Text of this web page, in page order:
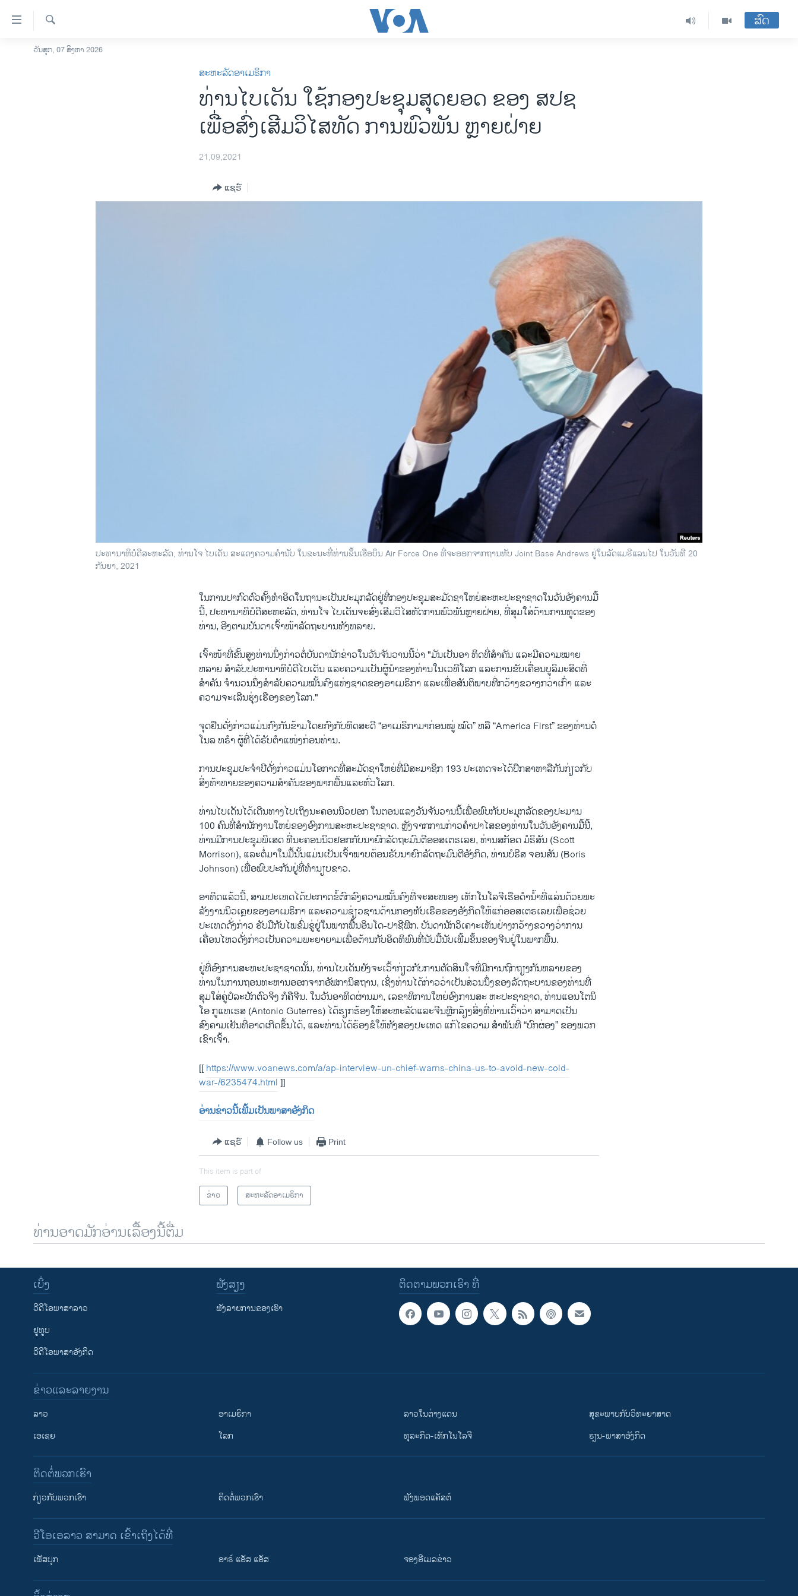
ລິ້ງ
ສຳຫລັບ
ໂຮມເພຈ
ຕິດຕາມພວກເຮົາ ທີ່
ຄົ້ນຫາ
ສົດ
ວັນສຸກ, 07 ສິງຫາ 2026
ສະຫະລັດອາເມຣິກາ
ທ່ານໄບເດັນ ໃຊ້ກອງປະຊຸມສຸດຍອດ ຂອງ ສປຊ
ເພື່ອສົ່ງເສີມວິໄສທັດ ການພົວພັນ ຫຼາຍຝ່າຍ
21,09,2021
ແຊຣ໌
ປະທານາທິບໍດີສະຫະລັດ, ທ່ານໂຈ ໄບເດັນ ສະແດງຄວາມຄໍານັບ ໃນຂະນະທີ່ທ່ານຂຶ້ນເຮືອບິນ Air Force One ທີ່ຈະອອກຈາກຖານທັບ Joint Base Andrews ຢູ່ໃນລັດແມຣີແລນໄປ ໃນວັນທີ 20
ກັນຍາ, 2021
ໃນການປາກົດຕົວຄັ້ງທຳອິດໃນຖານະເປັນປະມຸກລັດຢູ່ທີ່ກອງປະຊຸມສະມັດຊາໃຫຍ່ສະຫະປະຊາຊາດໃນວັນອັງຄານມື້
ນີ້, ປະທານາທິບໍດີສະຫະລັດ, ທ່ານໂຈ ໄບເດັນຈະສົ່ງເສີມວິໄສທັດການພົວພັນຫຼາຍຝ່າຍ, ທີ່ສຸມໃສ່ດ້ານການທູດຂອງ
ທ່ານ, ອີງຕາມບັນດາເຈົ້າໜ້າລັດຖະບານທັງຫລາຍ.
ເຈົ້າໜ້າທີ່ຂັ້ນສູງທ່ານນຶ່ງກ່າວຕໍ່ບັນດານັກຂ່າວໃນວັນຈັນວານນີ້ວ່າ "ມັນເປັນອາ ທິດທີ່ສຳຄັນ ແລະມີຄວາມໝາຍ
ຫລາຍ ສຳລັບປະທານາທິບໍດີໄບເດັນ ແລະຄວາມເປັນຜູ້ນໍາຂອງທ່ານໃນເວທີໂລກ ແລະການຂັບເຄື່ອນບູລິມະສິດທີ່
ສຳຄັນ ຈໍານວນນຶ່ງສໍາລັບຄວາມໝັ້ນຄົງແຫ່ງຊາດຂອງອາເມຣິກາ ແລະເພື່ອສັນຕິພາບທີ່ກວ້າງຂວາງກວ່າເກົ່າ ແລະ
ຄວາມຈະເລີນຮຸ່ງເຮືອງຂອງໂລກ."
ຈຸດຢືນດັ່ງກ່າວແມ່ນກົງກັນຂ້າມໂດຍກົງກັບທິດສະດີ “ອາເມຣິກາມາກ່ອນໝູ່ ໝົດ” ຫລື “America First” ຂອງທ່ານດໍ
ໂນລ ທຣໍາ ຜູ້ທີ່ໄດ້ຮັບຕຳແໜ່ງກ່ອນທ່ານ.
ການປະຊຸມປະຈໍາປີດັ່ງກ່າວແມ່ນໂອກາດທີ່ສະມັດຊາໃຫຍ່ທີ່ມີສະມາຊິກ 193 ປະເທດຈະໄດ້ປຶກສາຫາລືກັນກ່ຽວກັບ
ສິ່ງທ້າທາຍຂອງຄວາມສໍາຄັນຂອງພາກພື້ນແລະທົ່ວໂລກ.
ທ່ານໄບເດັນໄດ້ເດີນທາງໄປເຖິງນະຄອນນິວຢອກ ໃນຕອນແລງວັນຈັນວານນີ້ເພື່ອພົບກັບປະມຸກລັດຂອງປະມານ
100 ຄົນທີ່ສຳນັກງານໃຫຍ່ຂອງອົງການສະຫະປະຊາຊາດ. ຫຼັງຈາກການກ່າວຄຳປາໄສຂອງທ່ານໃນວັນອັງຄານມື້ນີ້,
ທ່ານມີການປະຊຸມພິເສດ ທີ່ນະຄອນນິວຢອກກັບນາຍົກລັດຖະມົນຕີອອສເຕຣເລຍ, ທ່ານສກັອດ ມໍຣິສັນ (Scott
Morrison), ແລະຕໍ່ມາໃນມື້ນັ້ນແມ່ນເປັນເຈົ້າພາບຕ້ອນຮັບນາຍົກລັດຖະມົນຕີອັງກິດ, ທ່ານບໍຣີສ ຈອນສັນ (Boris
Johnson) ເພື່ອພົບປະກັນຢູ່ທີ່ທຳນຽບຂາວ.
ອາທິດແລ້ວນີ້, ສາມປະເທດໄດ້ປະກາດຂໍ້ຕົກລົງຄວາມໝັ້ນຄົງທີ່ຈະສະໜອງ ເທັກໂນໂລຈີເຮືອດຳນໍ້າທີ່ແລ່ນດ້ວຍພະ
ລັງງານນິວເຄຼຍຂອງອາເມຣິກາ ແລະຄວາມຊ່ຽວຊານດ້ານກອງທັບເຮືອຂອງອັງກິດໃຫ້ແກ່ອອສເຕຣເລຍເພື່ອຊ່ວຍ
ປະເທດດັ່ງກ່າວ ຮັບມືກັບໄພຂົ່ມຂູ່ຢູ່ໃນພາກພື້ນອິນໂດ-ປາຊີຟິກ. ບັນດານັກວິເຄາະເຫັນຢ່າງກວ້າງຂວາງວ່າການ
ເຄື່ອນໄຫວດັ່ງກ່າວເປັນຄວາມພະຍາຍາມເພື່ອຕ້ານກັບອິດທິພົນທີ່ນັບມື້ນັບເພີ້ມຂຶ້ນຂອງຈີນຢູ່ໃນພາກພື້ນ.
ຢູ່ທີ່ອົງການສະຫະປະຊາຊາດນັ້ນ, ທ່ານໄບເດັນຍັງຈະເວົ້າກ່ຽວກັບການຕັດສິນໃຈທີ່ມີການຖົກຖຽງກັນຫລາຍຂອງ
ທ່ານໃນການຖອນທະຫານອອກຈາກອັຟການິສຖານ, ເຊິ່ງທ່ານໄດ້ກ່າວວ່າເປັນສ່ວນນຶ່ງຂອງລັດຖະບານຂອງທ່ານທີ່
ສຸມໃສ່ຄູ່ປໍລະປັກຕົວຈິງ ກໍຄືຈີນ. ໃນວັນອາທິດຜ່ານມາ, ເລຂາທິການໃຫຍ່ອົງການສະ ຫະປະຊາຊາດ, ທ່ານແອນໂຕນິ
ໂອ ກູແທເຣສ (Antonio Guterres) ໄດ້ຮຽກຮ້ອງໃຫ້ສະຫະລັດແລະຈີນຫຼີກລ້ຽງສິ່ງທີ່ທ່ານເວົ້າວ່າ ສາມາດເປັນ
ສົງຄາມເຢັນທີ່ອາດເກີດຂຶ້ນໄດ້, ແລະທ່ານໄດ້ຮ້ອງຂໍໃຫ້ທັງສອງປະເທດ ແກ້ໄຂຄວາມ ສຳພັນທີ່ “ບົກຜ່ອງ” ຂອງພວກ
ເຂົາເຈົ້າ.
[[https://www.voanews.com/a/ap-interview-un-chief-warns-china-us-to-avoid-new-cold-
war-/6235474.html]]
ອ່ານຂ່າວນີ້ເພີ້ມເປັນພາສາອັງກິດ
ແຊຣ໌ Follow us Print
This item is part of
ຂ່າວ
ສະຫະລັດອາເມຣິກາ
ທ່ານອາດມັກອ່ານເລື້ອງນີ້ຕື່ມ
ຕິດຕາມພວກເຮົາ ທີ່
ເບິ່ງ
ວີດີໂອພາສາລາວ
ຢູທູບ
ວີດີໂອພາສາອັງກິດ
ຟັງສຽງ
ຟັງລາຍການຂອງເຮົາ
ຂ່າວແລະລາຍງານ
ລາວ
ເອເຊຍ
ອາເມຣິກາ
ໂລກ
ລາວໃນຕ່າງແດນ
ທຸລະກິດ-ເທັກໂນໂລຈີ
ສຸຂະພາບກັບວິທະຍາສາດ
ຮຽນ-ພາສາອັງກິດ
ຕິດຕໍ່ພວກເຮົາ
ກ່ຽວກັບພວກເຮົາ ຕິດຕໍ່ພວກເຮົາ ຟັງພອດແຄັສຕ໌
ວີໂອເອລາວ ສາມາດ ເຂົ້າເຖິງໄດ້ທີ່
ເຟັສບຸກ ອາຣ໌ ແອັສ ແອັສ ຈອງອີເມລຂ່າວ